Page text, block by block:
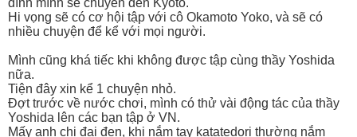
đình mình sẽ chuyển đến Kyoto.
Hi vọng sẽ có cơ hội tập với cô Okamoto Yoko, và sẽ có
nhiều chuyện để kể với mọi người.
Mình cũng khá tiếc khi không được tập cùng thầy Yoshida
nữa.
Tiện đây xin kể 1 chuyện nhỏ.
Đợt trước về nước chơi, mình có thử vài động tác của thầy
Yoshida lên các bạn tập ở VN.
Mấy anh chị đai đen, khi nắm tay katatedori thường nắm